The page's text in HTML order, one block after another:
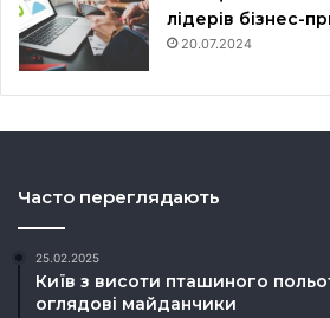
лідерів бізнес-
20.07.2024
Часто переглядають
25.02.2025
Київ з висоти пташиного
оглядові майданчики